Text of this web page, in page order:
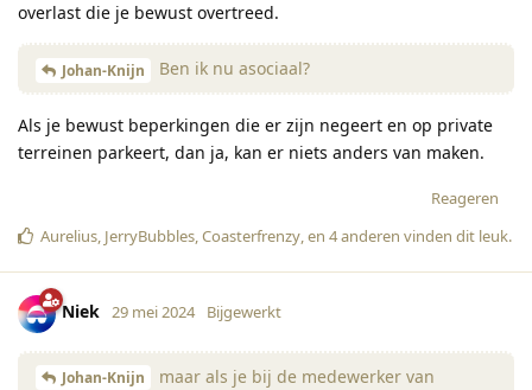
overlast die je bewust overtreed.
Johan-Knijn Ben ik nu asociaal?
Als je bewust beperkingen die er zijn negeert en op private
terreinen parkeert, dan ja, kan er niets anders van maken.
Reageren
Aurelius JerryBubbles Coasterfrenzy , en 4anderen vinden dit leuk.
Niek 29 mei 2024 Bijgewerkt
Johan-Knijn
maar als je bij de medewerker van